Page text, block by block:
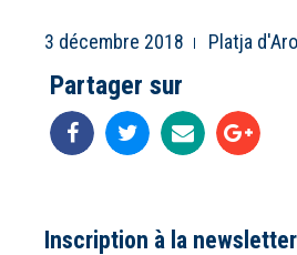
3 décembre 2018 Platja
Partager sur
Inscription à la newsletter